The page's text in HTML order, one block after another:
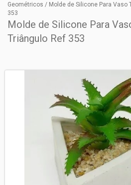
Geométricos / Molde de Silicone Para Vaso
353
Molde de Silicone Para
Triângulo Ref 353